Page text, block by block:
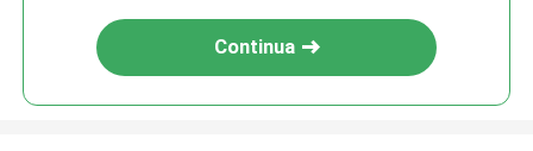
Continua